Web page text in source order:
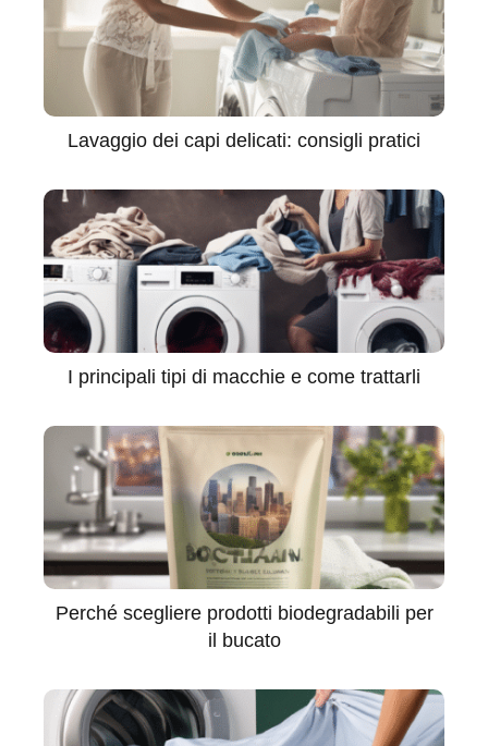
Lavaggio dei capi delicati: consigli pratici
I principali tipi di macchie e come trattarli
Perché scegliere prodotti biodegradabili per
il bucato